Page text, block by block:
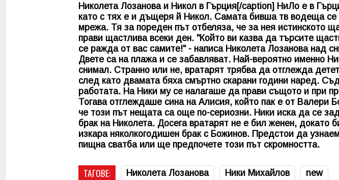
Николета Лозанова и Никол в Гърция[/caption] НиЛо е в
като с тях е и дъщеря й Никол. Самата бивша тв водеща се
мрежа. Тя за пореден път отбеляза, че за нея истинското
прави щастлива всеки ден. "Който ви казва да търсите
се ражда от вас самите!" - написа Николета Лозанова над
Двете са на плажа и се забавляват. Най-вероятно именно
снимал. Странно или не, вратарят трябва да отглежда
след като двамата бяха смъртно скарани години наред.
работата. На Ники му се налагаше да прави същото и при
Тогава отглеждаше сина на Алисия, който пак е от Валери
че този път нещата са още по-сериозни. Ники иска да се
брак на Николета. Досега вратарят не е бил женен, докато
изкара няколкогодишен брак с Божинов. Предстои да
пищна сватба или ще предпочете този път скромността.
ТАГОВЕ: Николета Лозанова Ники Михайлов
new